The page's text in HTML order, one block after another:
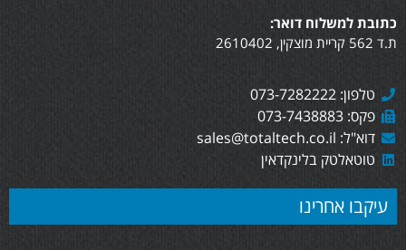
כתובת למשלוח דואר:
ת.ד 562 קריית מוצקין, 2610402
טלפון: 073-7282222
פקס: 073-7438883
דוא"ל: sales@totaltech.co.il
טוטאלטק בלינקדאין
עיקבו אחרינו